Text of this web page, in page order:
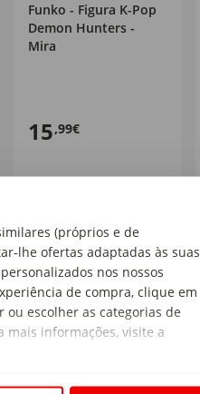
(próprios e de
lhe ofertas adaptadas às suas
nos nossos
de compra, clique em
escolher as categorias de
mais informações, visite a
Funko - Figura K-Pop
Demon Hunters -
Mira
15,99€